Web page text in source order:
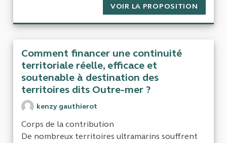
VOIR LA PROPOSITION
Comment financer une continuité
territoriale réelle, efficace et
soutenable à destination des
territoires dits Outre-mer ?
kenzy gauthierot
Corps de la contribution
De nombreux territoires ultramarins souffrent